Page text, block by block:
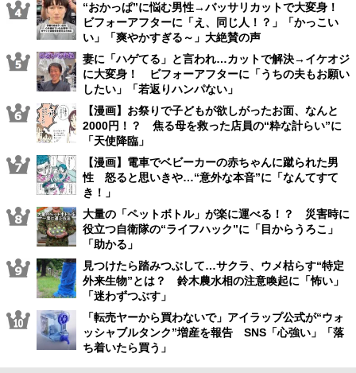
“おかっぱ”に悩む男性→バッサリカットで大変身！
ビフォーアフターに「え、同じ人！？」「かっこい
い」「爽やかすぎる～」大絶賛の声
妻に「ハゲてる」と言われ…カットで解決→イケオジ
に大変身！ ビフォーアフターに「うちの夫もお願い
したい」「若返りハンパない」
【漫画】お祭りで子どもが欲しがったお面、なんと
2000円！？ 焦る母を救った店員の“粋な計らい”に
「天使降臨」
【漫画】電車でベビーカーの赤ちゃんに蹴られた男
性 怒ると思いきや…“意外な本音”に「なんてすて
き！」
大量の「ペットボトル」が楽に運べる！？ 災害時に
役立つ自衛隊の“ライフハック”に「目からうろこ」
「助かる」
見つけたら踏みつぶして…サクラ、ウメ枯らす“特定
外来生物”とは？ 鈴木農水相の注意喚起に「怖い」
「迷わずつぶす」
「転売ヤーから買わないで」アイラップ公式が“ウォ
ッシャブルタンク”増産を報告 SNS「心強い」「落
ち着いたら買う」